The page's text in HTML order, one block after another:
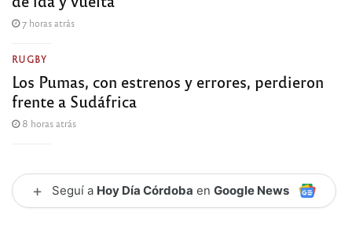
7 horas atrás
RUGBY
Los Pumas, con estrenos y errores, perdieron
frente a Sudáfrica
8 horas atrás
+ Seguí a Hoy Día Córdoba en Google News